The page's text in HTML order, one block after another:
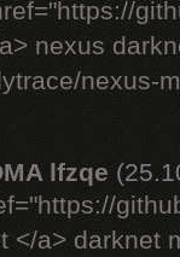
nexus
nexus-
lfzqe
</a> darknet